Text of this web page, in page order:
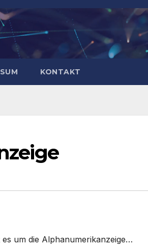
KONTAKT
um die Alphanumerikanzeige…